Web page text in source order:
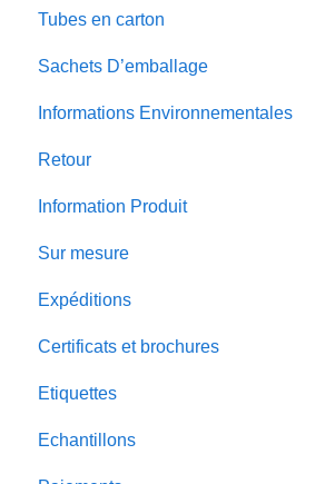
Tubes en carton
Sachets D’emballage
Informations Environnementales
Retour
Information Produit
Sur mesure
Expéditions
Certificats et brochures
Etiquettes
Echantillons